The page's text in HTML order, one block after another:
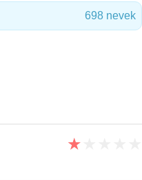
698 nevek
★